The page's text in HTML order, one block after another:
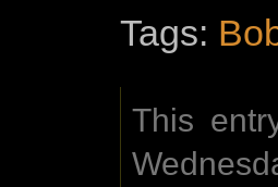
Tags:
This